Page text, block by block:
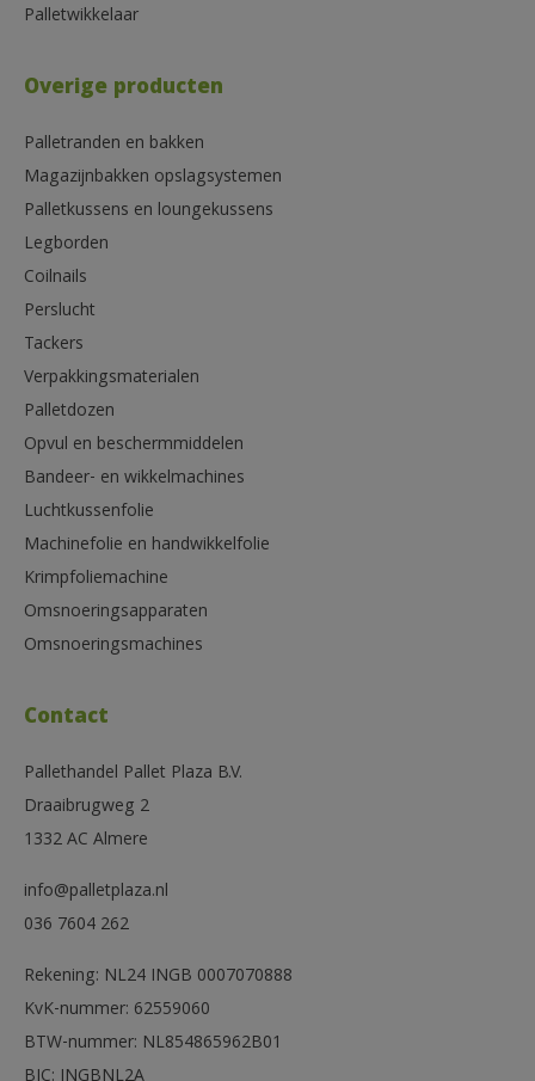
Palletwikkelaar
Overige producten
Palletranden en bakken
Magazijnbakken opslagsystemen
Palletkussens en loungekussens
Legborden
Coilnails
Perslucht
Tackers
Verpakkingsmaterialen
Palletdozen
Opvul en beschermmiddelen
Bandeer- en wikkelmachines
Luchtkussenfolie
Machinefolie en handwikkelfolie
Krimpfoliemachine
Omsnoeringsapparaten
Omsnoeringsmachines
Contact
Pallethandel Pallet Plaza B.V.
Draaibrugweg 2
1332 AC Almere
info@palletplaza.nl
036 7604 262
Rekening: NL24 INGB 0007070888
KvK-nummer: 62559060
BTW-nummer: NL854865962B01